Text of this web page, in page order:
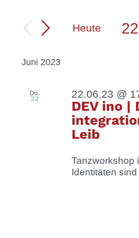
UND
ANSICHTEN,
NAVIGATION
nach
Veranstaltungen
Heute
Juni 2023
Do.
22 22.06.23 @
DEV ino |
Leib
Tanzworkshop
Identitäten